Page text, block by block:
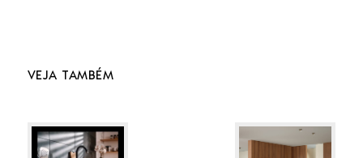
VEJA TAMBÉM